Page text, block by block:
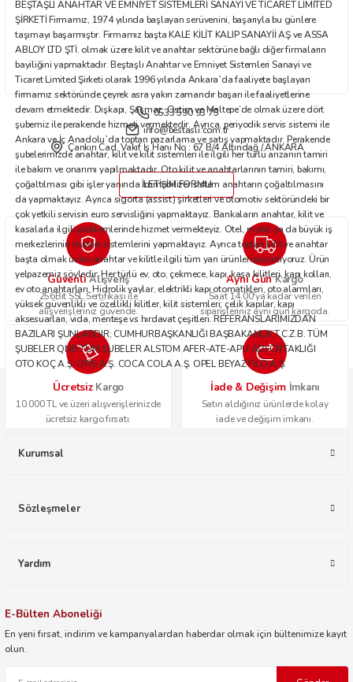
Bu ürüne benzer farklı alternatifler olmalı.
Gönder
BEŞTAŞLI ANAHTAR VE EMNİYET SİSTEMLERİ SANAYİ VE TİCARET LİMİTED
ŞİRKETİ Firmamız, 1974 yılında başlayan serüvenini, başarıyla bu günlere
taşımayı başarmıştır. Firmamız başta KALE KİLİT KALIP SANAYİİ AŞ ve ASSA
ABLOY LTD ŞTİ. olmak üzere kilit ve anahtar sektörüne bağlı diğer firmaların
bayiliğini yapmaktadır. Beştaşlı Anahtar ve Emniyet Sistemleri Sanayi ve
Ticaret Limited Şirketi olarak 1996 yılında Ankara`da faaliyete başlayan
firmamız sektöründe çeyrek asra yakın zamandır başarı ile faaliyetlerine
devam etmektedir. Dışkapı, Şaşmaz, Ostim ve Maltepe’de olmak üzere dört
şubemiz ile perakende hizmeti vermektedir. Ayrıca, periyodik servis sistemi ile
Ankara ve İç Anadolu`da toptan pazarlama ve satış yapmaktadır. Perakende
şubelerimizde anahtar, kilit ve kilit sistemleri ile ilgili her türlü arızanın tamiri
ile bakım ve onarımı yapılmaktadır. Oto kilit ve anahtarlarının tamiri, bakımı,
çoğaltılması gibi işler yanında immobilizer sistem anahtarın çoğaltılmasını
da yapmaktayız. Ayrıca sigorta (assist) şirketleri ve otomotiv sektöründeki bir
çok yetkili servisin euro servisliğini yapmaktayız. Bankaların anahtar, kilit ve
kasalarla ilgili problemlerinde hizmet vermekteyiz. Otel, motel ya da büyük iş
merkezlerinin master sistemlerini yapmaktayız. Ayrıca toptan kilit ve anahtar
başta olmak üzere anahtar ve kilitle ilgili tüm yan ürünleri pazarlıyoruz. Ürün
yelpazemiz şöyledir: Her türlü ev, oto, çekmece, kapı, kasa kilitleri, kapı kolları,
ev oto anahtarları. Hidrolik yaylar, elektrikli kapı otomatikleri, oto alarmları,
yüksek güvenlikli ve özellikli kilitler, kilit sistemleri; çelik kapılar, kapı
aksesuarları, vida, menteşe vs hırdavat çeşitleri. REFERANSLARIMIZDAN
BAZILARI ŞUNLARDIR; CUMHURBAŞKANLIĞI BAŞBAKANLIK T.C.Z.B. TÜM
ŞUBELER QNB TÜM ŞUBELER ALSTOM AFER-ATE-APU ADİ ORTAKLIĞI
OTO KOÇ A.Ş. OPİS A.Ş. COCA COLA A.Ş. OPEL BEYAZ FİLO A.Ş.
0533 590 93 75
info@bestasli.com.tr
Çankırı Cad. Vakıf İş Hanı No : 67 B/4 Altındağ / ANKARA
İLETİŞİM FORMU
GüvenliAlışveriş
256Bit SSL Sertifikası ile
alışverişleriniz güvende.
Aynı GünKargo
Saat 14.00'ya kadar verilen
siparişleriniz aynı gün kargoda.
Ücretsiz Kargo
10.000 TL ve üzeri alışverişlerinizde
ücretsiz kargo fırsatı.
İade & Değişim İmkanı
Satın aldığınız ürünlerde kolay
iade ve değişim imkanı.
Kurumsal
Sözleşmeler
Yardım
E-Bülten Aboneliği
En yeni fırsat, indirim ve kampanyalardan haberdar olmak için bültenimize kayıt
olun.